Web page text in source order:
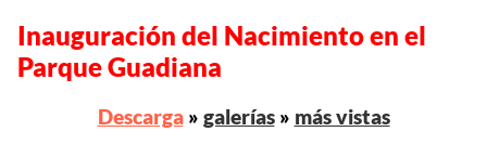
Inauguración del Nacimiento en el
Parque Guadiana
Descarga» galerías» más vistas